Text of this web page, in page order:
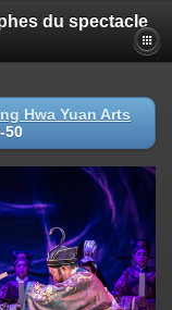
du spectacle
Hwa Yuan Arts
50